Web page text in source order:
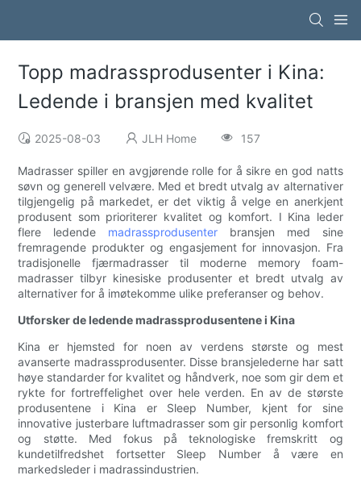
Topp madrassprodusenter i Kina:
Ledende i bransjen med kvalitet
2025-08-03 JLH Home 157
Madrasser spiller en avgjørende rolle for å sikre en god natts
søvn og generell velvære. Med et bredt utvalg av alternativer
tilgjengelig på markedet, er det viktig å velge en anerkjent
produsent som prioriterer kvalitet og komfort. I Kina leder
flere ledende madrassprodusenter bransjen med sine
fremragende produkter og engasjement for innovasjon. Fra
tradisjonelle fjærmadrasser til moderne memory foam-
madrasser tilbyr kinesiske produsenter et bredt utvalg av
alternativer for å imøtekomme ulike preferanser og behov.
Utforsker de ledende madrassprodusentene i Kina
Kina er hjemsted for noen av verdens største og mest
avanserte madrassprodusenter. Disse bransjelederne har satt
høye standarder for kvalitet og håndverk, noe som gir dem et
rykte for fortreffelighet over hele verden. En av de største
produsentene i Kina er Sleep Number, kjent for sine
innovative justerbare luftmadrasser som gir personlig komfort
og støtte. Med fokus på teknologiske fremskritt og
kundetilfredshet fortsetter Sleep Number å være en
markedsleder i madrassindustrien.